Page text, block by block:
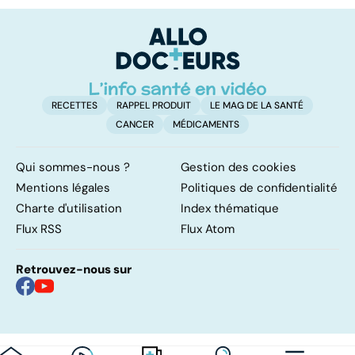
peau qui gratte !
RECETTES RAPPEL PRODUIT
LE MAG DE LA SANTÉ
CANCER
MÉDICAMENTS
Qui sommes-nous ?
Gestion des cookies
Mentions légales
Politiques de confidentialité
Charte d'utilisation
Index thématique
Flux RSS
Flux Atom
Retrouvez-nous sur